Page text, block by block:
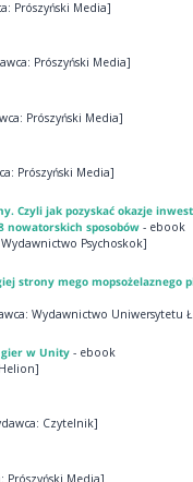
Prószyński Media]
Prószyński Media]
Prószyński Media]
Prószyński Media]
Czyli jak pozyskać okazje
nowatorskich sposobów- ebook
Psychoskok]
strony mego mopsożelaznego
Wydawnictwo Uniwersytetu
gier w Unity- ebook
Czytelnik]
Prószyński Media]